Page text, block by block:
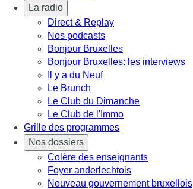
La radio
Direct & Replay
Nos podcasts
Bonjour Bruxelles
Bonjour Bruxelles: les interviews
Il y a du Neuf
Le Brunch
Le Club du Dimanche
Le Club de l'Immo
Grille des programmes
Nos dossiers
Colère des enseignants
Foyer anderlechtois
Nouveau gouvernement bruxellois